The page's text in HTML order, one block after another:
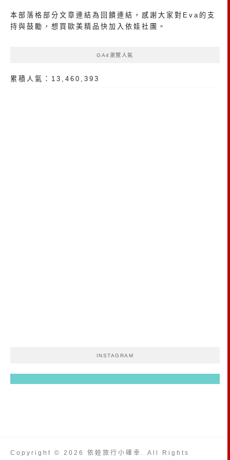
本部落格部分文章連結為回饋連結，感謝大家對Eva的支
持與鼓勵，想買歐美精品 快加入依娃社團 。
GA4瀏覽人氣
累積人氣：13,460,393
INSTAGRAM
Copyright © 2026 依娃旅行小確幸. All Rights